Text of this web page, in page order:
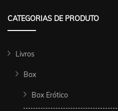
CATEGORIAS DE PRODUTO
Livros
Box
Box Erótico